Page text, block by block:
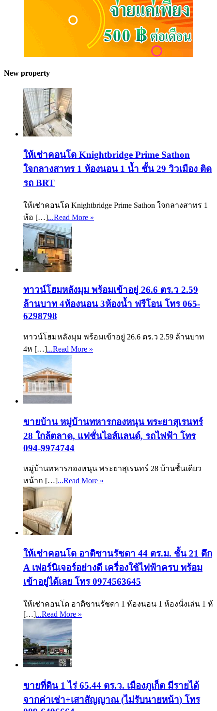
New property
ให้เช่าคอนโด Knightbridge Prime Sathon
ใจกลางสาทร 1 ห้องนอน 1 น้ำ ชั้น 29 วิวเมือง ติด
รถ BRT
ให้เช่าคอนโด Knightbridge Prime Sathon ใจกลางสาทร 1
ห้อ […]...Read More »
ทาวน์โฮมหลังมุม พร้อมเข้าอยู่ 26.6 ตร.ว 2.59
ล้านบาท 4ห้องนอน 3ห้องน้ำ ฟรีโอน โทร 065-
6298798
ทาวน์โฮมหลังมุม พร้อมเข้าอยู่ 26.6 ตร.ว 2.59 ล้านบาท
4ห […]...Read More »
ขายบ้าน หมู่บ้านทหารกองหนุน พระยาสุเรนทร์
28 ใกล้ตลาด, แฟชั่นไอส์แลนด์, รถไฟฟ้า โทร
094-9974744
หมู่บ้านทหารกองหนุน พระยาสุเรนทร์ 28 บ้านชั้นเดียว
หน้าก […]...Read More »
ให้เช่าคอนโด อาติซานรัชดา 44 ตร.ม. ชั้น 21 ตึก
A เฟอร์นิเจอร์อย่างดี เครื่องใช้ไฟฟ้าครบ พร้อม
เข้าอยู่ได้เลย โทร 0974563645
ให้เช่าคอนโด อาติซานรัชดา 1 ห้องนอน 1 ห้องนั่งเล่น 1 ห้
[…]...Read More »
ขายที่ดิน 1 ไร่ 65.44 ตร.ว. เมืองภูเก็ต มีรายได้
จากค่าเช่า+เสาสัญญาณ (ไม่รับนายหน้า) โทร